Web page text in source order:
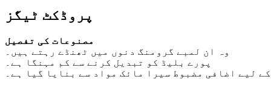
پروڈکٹ ٹیگز
مصنوعات کی تفصیل
وہ ان لمبے گرومنگ دنوں میں ٹھنڈے رہتے ہیں۔
پورے بلیڈ کو تبدیل کرنے سے کم مہنگا ہے۔
لیے اضافی مضبوط سیرا مائک مواد سے بنایا گیا ہے۔